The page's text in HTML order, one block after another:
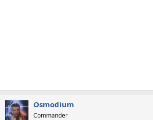
Osmodium
Commander